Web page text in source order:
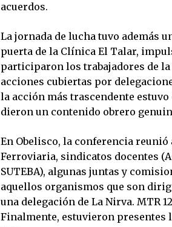
acuerdos.
La jornada de lucha tuvo además
puerta de la Clínica El Talar,
participaron los trabajadores de
acciones cubiertas por
la acción más trascendente
dieron un contenido obrero
En Obelisco, la conferencia
Ferroviaria, sindicatos docentes
SUTEBA), algunas juntas y
aquellos organismos que son
una delegación de La Nirva. MTR
Finalmente, estuvieron presentes